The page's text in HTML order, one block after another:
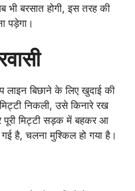
बरसात होगी, इस तरह की
पड़ेगा।
लाइन बिछाने के लिए खुदाई की
निकली, उसे किनारे रख
पूरी मिट्टी सड़क में बहकर आ
है, चलना मुश्किल हो गया है।